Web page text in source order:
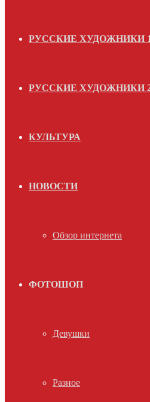
РУССКИЕ ХУДОЖНИКИ
РУССКИЕ ХУДОЖНИКИ
КУЛЬТУРА
НОВОСТИ
Обзор интернета
ФОТОШОП
Девушки
Разное